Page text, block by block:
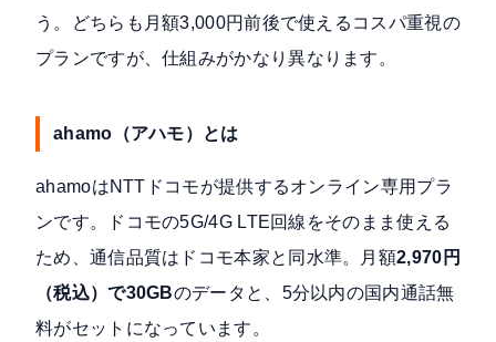
う。どちらも月額3,000円前後で使えるコスパ重視の
プランですが、仕組みがかなり異なります。
ahamo（アハモ）とは
ahamoはNTTドコモが提供するオンライン専用プラ
ンです。ドコモの5G/4G LTE回線をそのまま使える
ため、通信品質はドコモ本家と同水準。月額2,970円
（税込）で30GBのデータと、5分以内の国内通話無
料がセットになっています。